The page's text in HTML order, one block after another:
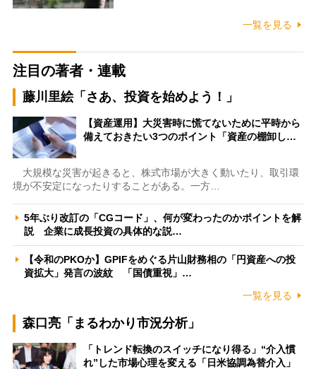
一覧を見る
注目の著者・連載
藤川里絵「さあ、投資を始めよう！」
【資産運用】大災害時に慌てないために平時から
備えておきたい3つのポイント「資産の棚卸し…
大規模な災害が起きると、株式市場が大きく動いたり、取引環
境が不安定になったりすることがある。一方…
5年ぶり改訂の「CGコード」、何が変わったのかポイントを解
説 企業に成長投資の具体的な説…
【令和のPKOか】GPIFをめぐる片山財務相の「円資産への投
資拡大」発言の波紋 「国債重視」…
一覧を見る
森口亮「まるわかり市況分析」
「トレンド転換のスイッチになり得る」“介入慣
れ”した市場心理を変える「日米協調為替介入」